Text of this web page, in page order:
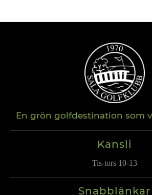
En grön golfdestination som
Kansli
Tis-tors 10-13
Snabblänkar